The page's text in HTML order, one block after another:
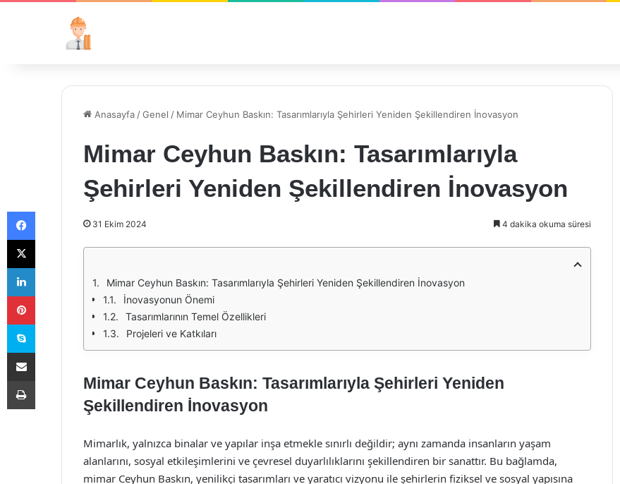
Anasayfa /Genel / Mimar Ceyhun Baskın: Tasarımlarıyla Şehirleri Yeniden Şekillendiren İnovasyon
Mimar Ceyhun Baskın: Tasarımlarıyla
Şehirleri Yeniden Şekillendiren İnovasyon
31 Ekim 2024 4 dakika okuma süresi
Mimar Ceyhun Baskın: Tasarımlarıyla Şehirleri Yeniden Şekillendiren İnovasyon
İnovasyonun Önemi
Tasarımlarının Temel Özellikleri
Projeleri ve Katkıları
Mimar Ceyhun Baskın: Tasarımlarıyla Şehirleri Yeniden
Şekillendiren İnovasyon
Mimarlık, yalnızca binalar ve yapılar inşa etmekle sınırlı değildir; aynı zamanda insanların yaşam
alanlarını, sosyal etkileşimlerini ve çevresel duyarlılıklarını şekillendiren bir sanattır. Bu bağlamda,
mimar Ceyhun Baskın, yenilikçi tasarımları ve yaratıcı vizyonu ile şehirlerin fiziksel ve sosyal yapısına
Facebook
X
LinkedIn
Pinterest
Skype
E-Posta ile paylaş